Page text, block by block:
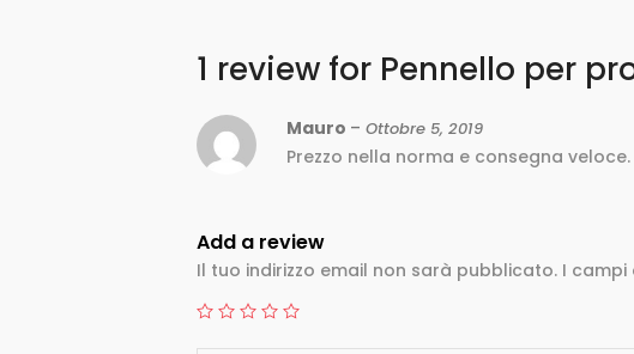
1 review for Pennello per
Mauro – Ottobre 5, 2019
Prezzo nella norma e consegna veloce.
Add a review
Il tuo indirizzo email non sarà pubblicato. I